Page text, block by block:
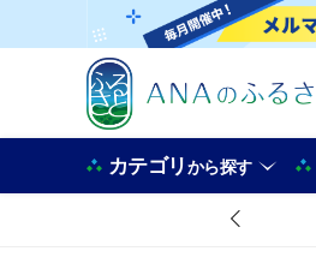
カテゴリから探す